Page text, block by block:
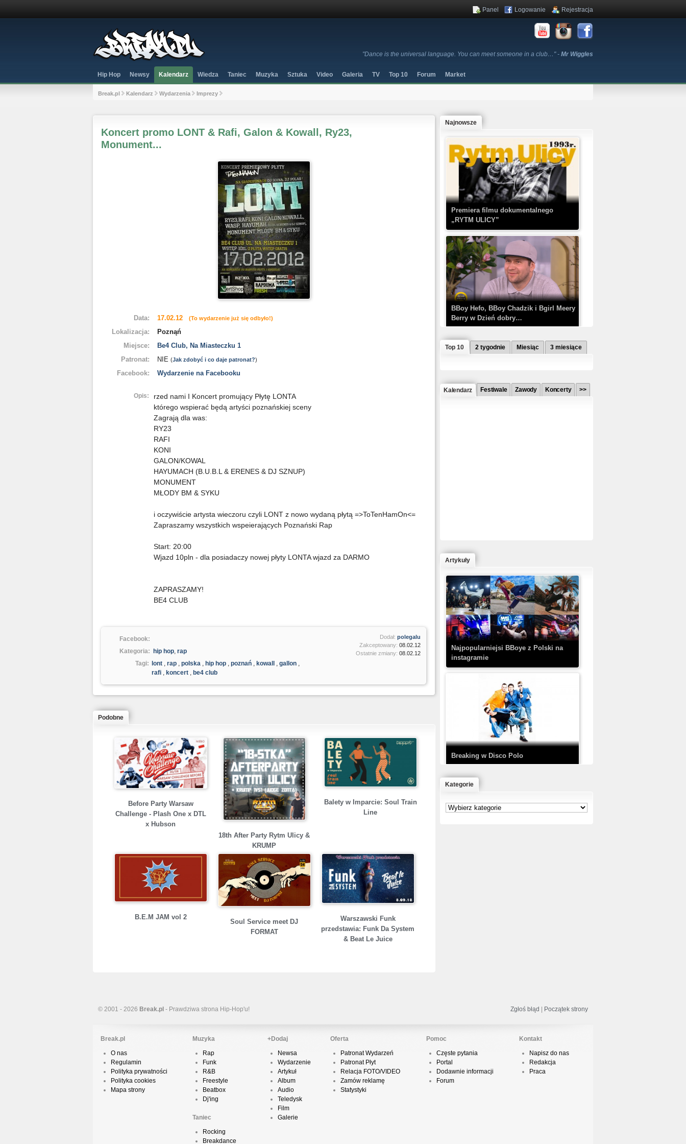
"Dance is the universal language. You can meet someone in a club…" - Mr Wiggles
Panel Logowanie Rejestracja
Hip Hop Newsy Kalendarz Wiedza Taniec Muzyka Sztuka Video Galeria TV Top 10 Forum Market
Break.pl Kalendarz Wydarzenia Imprezy
Koncert promo LONT & Rafi, Galon & Kowall, Ry23,
Monument...
Data: 17.02.12 (To wydarzenie już się odbyło!)
Lokalizacja:
Poznąń
Miejsce:
Be4 Club, Na Miasteczku 1
Patronat:
NIE (Jak zdobyć i co daje patronat?)
Facebook: Wydarzenie na Facebooku
Opis:
rzed nami I Koncert promujący Płytę LONTA
którego wspierać będą artyści poznańskiej sceny
Zagrają dla was:
RY23
RAFI
KONI
GALON/KOWAL
HAYUMACH (B.U.B.L & ERENES & DJ SZNUP)
MONUMENT
MŁODY BM & SYKU
i oczywiście artysta wieczoru czyli LONT z nowo wydaną płytą =>ToTenHamOn<=
Zapraszamy wszystkich wspeierających Poznański Rap
Start: 20:00
Wjazd 10pln - dla posiadaczy nowej płyty LONTA wjazd za DARMO
ZAPRASZAMY!
BE4 CLUB
Facebook:
Kategoria:
hip hop, rap
Tagi:
lont , rap , polska , hip hop , poznań , kowall , gallon ,
rafi , koncert , be4 club
Dodał: polegalu
Zakceptowany: 08.02.12
Ostatnie zmiany: 08.02.12
Podobne
Before Party Warsaw
Challenge - Plash One x DTL
x Hubson
18th After Party Rytm Ulicy &
KRUMP
Balety w Imparcie: Soul Train
Line
B.E.M JAM vol 2
Soul Service meet DJ
FORMAT
Warszawski Funk
przedstawia: Funk Da System
& Beat Le Juice
Najnowsze
Premiera filmu dokumentalnego
„RYTM ULICY”
BBoy Hefo, BBoy Chadzik i Bgirl Meery
Berry w Dzień dobry…
Kaczorex w najnowszym klipie: HRYPA
– Kobieta z walizką
TEDE & SIR MICH - KICKDOWN /
DISCO NOIR
Prod. Chubeats, Scratch:…
Kacper HTA - Ambicja prod. Druid
Top 10 2 tygodnie Miesiąc 3 miesiące
Kalendarz Festiwale Zawody Koncerty >>
Artykuły
Najpopularniejsi BBoye z Polski na
instagramie
Breaking w Disco Polo
Podsumowanie roku 2018 w Polskim
BBoyingu
Kategorie
© 2001 - 2026 Break.pl - Prawdziwa strona Hip-Hop'u! Zgłoś błąd Początek strony
Break.pl
O nas
Regulamin
Polityka prywatności
Polityka cookies
Mapa strony
Muzyka
Rap
Funk
R&B
Freestyle
Beatbox
Dj'ing
Taniec
Rocking
Breakdance
+Dodaj
Newsa
Wydarzenie
Artykuł
Album
Audio
Teledysk
Film
Galerie
Oferta
Patronat Wydarzeń
Patronat Płyt
Relacja FOTO/VIDEO
Zamów reklamę
Statystyki
Pomoc
Częste pytania
Portal
Dodawnie informacji
Forum
Kontakt
Napisz do nas
Redakcja
Praca